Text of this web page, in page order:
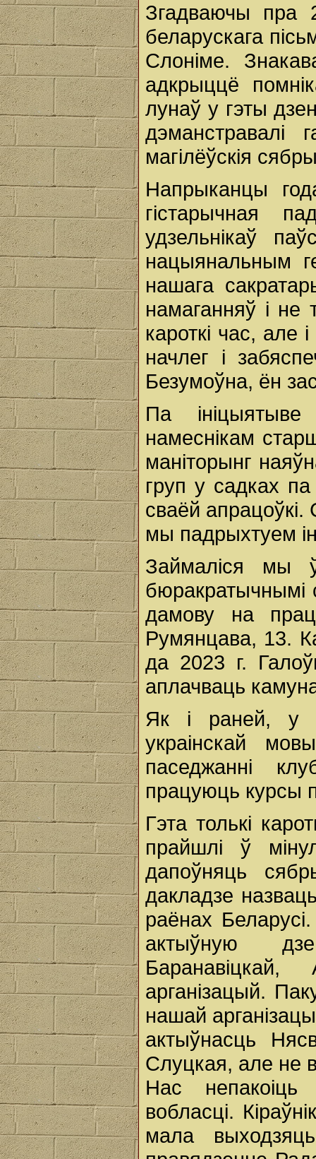
Згадваючы пра
беларускага
Слоніме.
адкрыццё
лунаў у гэты
магілёўскія
Напрыканцы
гістарычная
удзельнікаў
нацыянальным
нашага
намаганняў і не
кароткі час, але
начлег і
Безумоўна, ён
Па
намеснікам
маніторынг
груп у садках
сваёй
мы падрыхтуем
Займаліся мы
бюракратычнымі
дамову на
Румянцава, 13.
да 2023 г.
аплачваць
Як і раней, у
украінскай
паседжанні
працуюць курсы
Гэта толькі
прайшлі ў
дапоўняць
дакладзе
раёнах
актыўную
арганізацый.
нашай
актыўнасць
Слуцкая, але не
Нас
вобласці.
мала